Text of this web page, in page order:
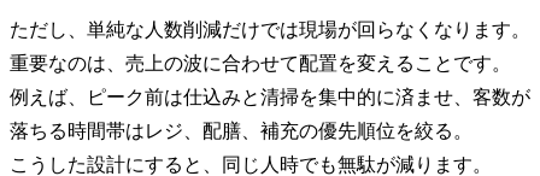
ただし、単純な人数削減だけでは現場が回らなくなります。
重要なのは、売上の波に合わせて配置を変えることです。
例えば、ピーク前は仕込みと清掃を集中的に済ませ、客数が
落ちる時間帯はレジ、配膳、補充の優先順位を絞る。
こうした設計にすると、同じ人時でも無駄が減ります。